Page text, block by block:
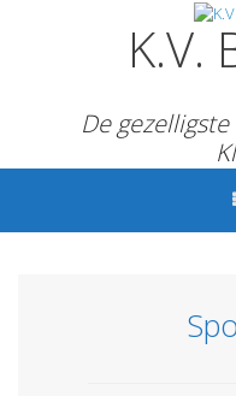
K.V.
De